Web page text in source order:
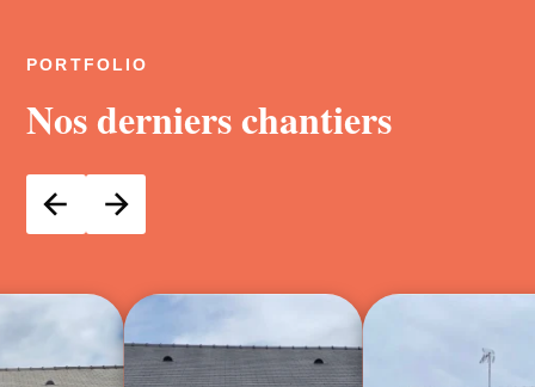
PORTFOLIO
Nos derniers chantiers